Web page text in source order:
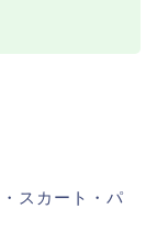
スカート・パ